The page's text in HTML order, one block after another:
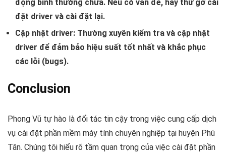
động bình thường chưa. Nếu có vấn đề, hãy thử gỡ cài
đặt driver và cài đặt lại.
Cập nhật driver: Thường xuyên kiểm tra và cập nhật
driver để đảm bảo hiệu suất tốt nhất và khắc phục
các lỗi (bugs).
Conclusion
Phong Vũ tự hào là đối tác tin cậy trong việc cung cấp dịch
vụ cài đặt phần mềm máy tính chuyên nghiệp tại huyện Phú
Tân. Chúng tôi hiểu rõ tầm quan trọng của việc cài đặt phần